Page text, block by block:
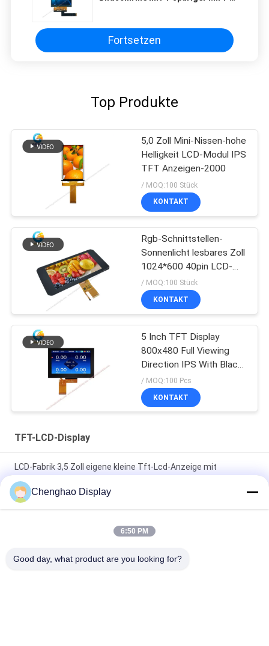
Fortsetzen
Top Produkte
5,0 Zoll Mini-Nissen-hohe
Helligkeit LCD-Modul IPS
TFT Anzeigen-2000
/ MOQ:100 Stück
KONTAKT
Rgb-Schnittstellen-
Sonnenlicht lesbares Zoll
1024*600 40pin LCD-
Anzeigen-7、
/ MOQ:100 Stück
KONTAKT
5 Inch TFT Display
800x480 Full Viewing
Direction IPS With Black
Glass Cover
/ MOQ:100 Pcs
KONTAKT
TFT-LCD-Display
LCD-Fabrik 3,5 Zoll eigene kleine Tft-Lcd-Anzeige mit
Kapazitäts-Touch
7 In 50 Pin 250cd/m2 800x480 Rgb Tft Lcd Monitor
Streifen IPS-Bildschirm
Chenghao Display
6:50 PM
Good day, what product are you looking for?